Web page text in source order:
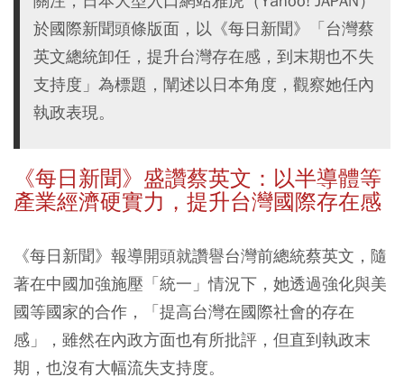
於國際新聞頭條版面，以《每日新聞》「台灣蔡
英文總統卸任，提升台灣存在感，到末期也不失
支持度」為標題，闡述以日本角度，觀察她任內
執政表現。
《每日新聞》盛讚蔡英文：以半導體等
產業經濟硬實力，提升台灣國際存在感
《每日新聞》報導開頭就讚譽台灣前總統蔡英文，隨
著在中國加強施壓「統一」情況下，她透過強化與美
國等國家的合作，「提高台灣在國際社會的存在
感」，雖然在內政方面也有所批評，但直到執政末
期，也沒有大幅流失支持度。